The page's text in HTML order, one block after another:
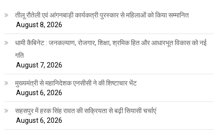
तीलू रौतेली एवं आंगनबाड़ी कार्यकत्री पुरस्कार से महिलाओं को किया सम्मानित
August 8, 2026
धामी कैबिनेट : जनकल्याण, रोजगार, शिक्षा, श्रमिक हित और आधारभूत विकास को नई
गति
August 7, 2026
मुख्यमंत्री से महानिदेशक एनसीसी ने की शिष्टाचार भेंट
August 6, 2026
सहसपुर में हरक सिंह रावत की सक्रियता से बढ़ी सियासी चर्चाएं
August 6, 2026